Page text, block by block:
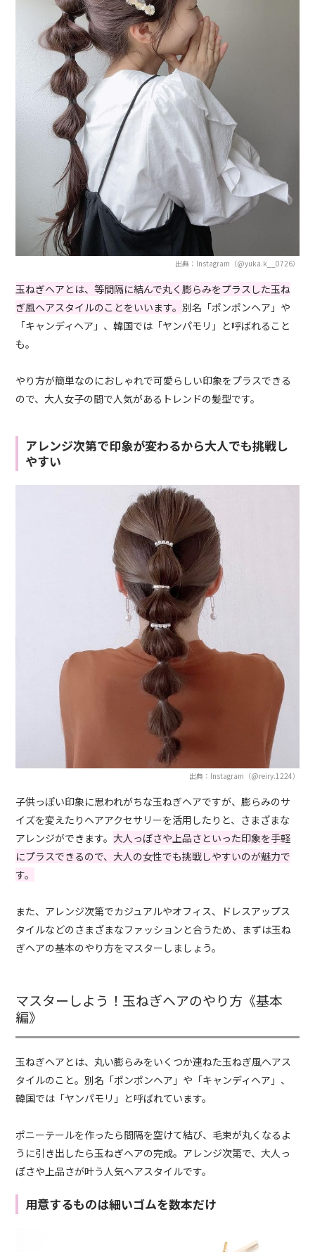
出典：Instagram（@yuka.k__0726）
玉ねぎヘアとは、等間隔に結んで丸く膨らみをプラスした玉ね
ぎ風ヘアスタイルのことをいいます。 別名「ポンポンヘア」や
「キャンディヘア」、韓国では「ヤンパモリ」と呼ばれること
も。
やり方が簡単なのにおしゃれで可愛らしい印象をプラスできる
ので、大人女子の間で人気があるトレンドの髪型です。
アレンジ次第で印象が変わるから大人でも挑戦し
やすい
出典：Instagram（@reiry.1224）
子供っぽい印象に思われがちな玉ねぎヘアですが、膨らみのサ
イズを変えたりヘアアクセサリーを活用したりと、さまざまな
アレンジができます。大人っぽさや上品さといった印象を手軽
にプラスできるので、大人の女性でも挑戦しやすいのが魅力で
す。
また、アレンジ次第でカジュアルやオフィス、ドレスアップス
タイルなどのさまざまなファッションと合うため、まずは玉ね
ぎヘアの基本のやり方をマスターしましょう。
マスターしよう！玉ねぎヘアのやり方《基本
編》
玉ねぎヘアとは、丸い膨らみをいくつか連ねた玉ねぎ風ヘアス
タイルのこと。別名「ポンポンヘア」や「キャンディヘア」、
韓国では「ヤンパモリ」と呼ばれています。
ポニーテールを作ったら間隔を空けて結び、毛束が丸くなるよ
うに引き出したら玉ねぎヘアの完成。アレンジ次第で、大人っ
ぽさや上品さが叶う人気ヘアスタイルです。
用意するものは細いゴムを数本だけ